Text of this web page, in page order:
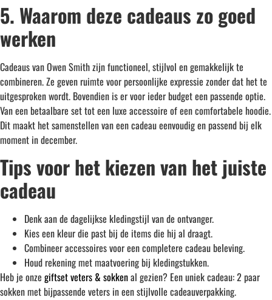
5. Waarom deze cadeaus zo goed
werken
Cadeaus van Owen Smith zijn functioneel, stijlvol en gemakkelijk te
combineren. Ze geven ruimte voor persoonlijke expressie zonder dat het te
uitgesproken wordt. Bovendien is er voor ieder budget een passende optie.
Van een betaalbare set tot een luxe accessoire of een comfortabele hoodie.
Dit maakt het samenstellen van een cadeau eenvoudig en passend bij elk
moment in december.
Tips voor het kiezen van het juiste
cadeau
Denk aan de dagelijkse kledingstijl van de ontvanger.
Kies een kleur die past bij de items die hij al draagt.
Combineer accessoires voor een completere cadeau beleving.
Houd rekening met maatvoering bij kledingstukken.
Heb je onze giftset veters & sokkenal gezien? Een uniek cadeau: 2 paar
sokken met bijpassende veters in een stijlvolle cadeauverpakking.